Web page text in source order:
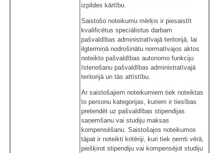
izpildes kārtību.
Saistošo noteikumu mērķis ir piesaistīt
kvalificētus speciālistus darbam
pašvaldības administratīvajā teritorijā, lai
ilgtermiņā nodrošinātu normatīvajos aktos
noteikto pašvaldības autonomo funkciju
īstenošanu pašvaldības administratīvajā
teritorijā un tās attīstību.
Ar saistošajiem noteikumiem tiek noteiktas
to personu kategorijas, kuriem ir tiesības
pretendēt uz pašvaldības stipendijas
saņemšanu vai studiju maksas
kompensēšanu. Saistošajos noteikumos
tāpat ir noteikti kritēriji, kuri tiek ņemti vērā,
piešķirot stipendiju vai kompensējot studiju